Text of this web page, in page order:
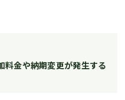
料金や納期変更が発生する